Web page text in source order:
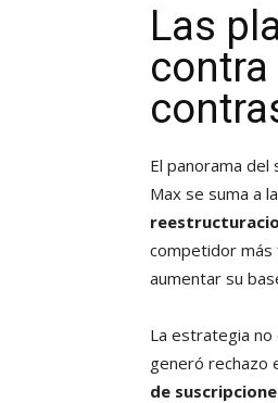
Las
El panorama
Max se suma a
competidor más
aumentar su
La estrategia no
generó rechazo
de